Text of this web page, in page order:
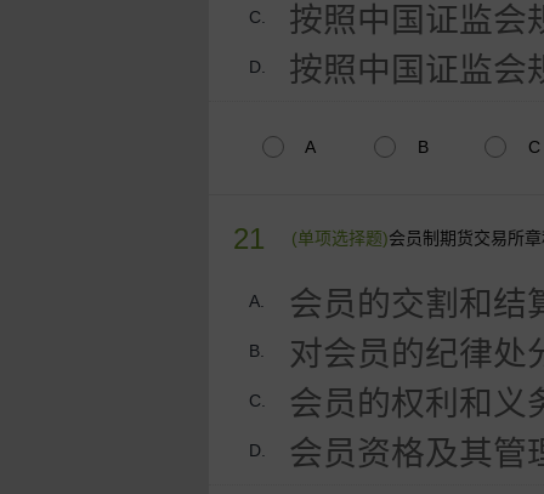
C. 按照中国证监会
D. 按照中国证监会
A B C
21 (单项选择题)会员制期货交易所
A. 会员的交割和结
B. 对会员的纪律处
C. 会员的权利和义
D. 会员资格及其管